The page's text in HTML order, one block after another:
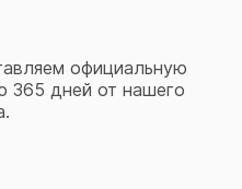
официальную
365 дней от нашего